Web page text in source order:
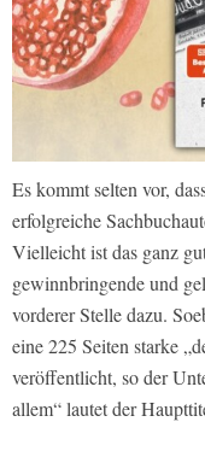
Es kommt selten vor,
erfolgreiche
Vielleicht ist das ganz
gewinnbringende und
vorderer Stelle dazu.
eine 225 Seiten starke
veröffentlicht, so der
allem“ lautet der